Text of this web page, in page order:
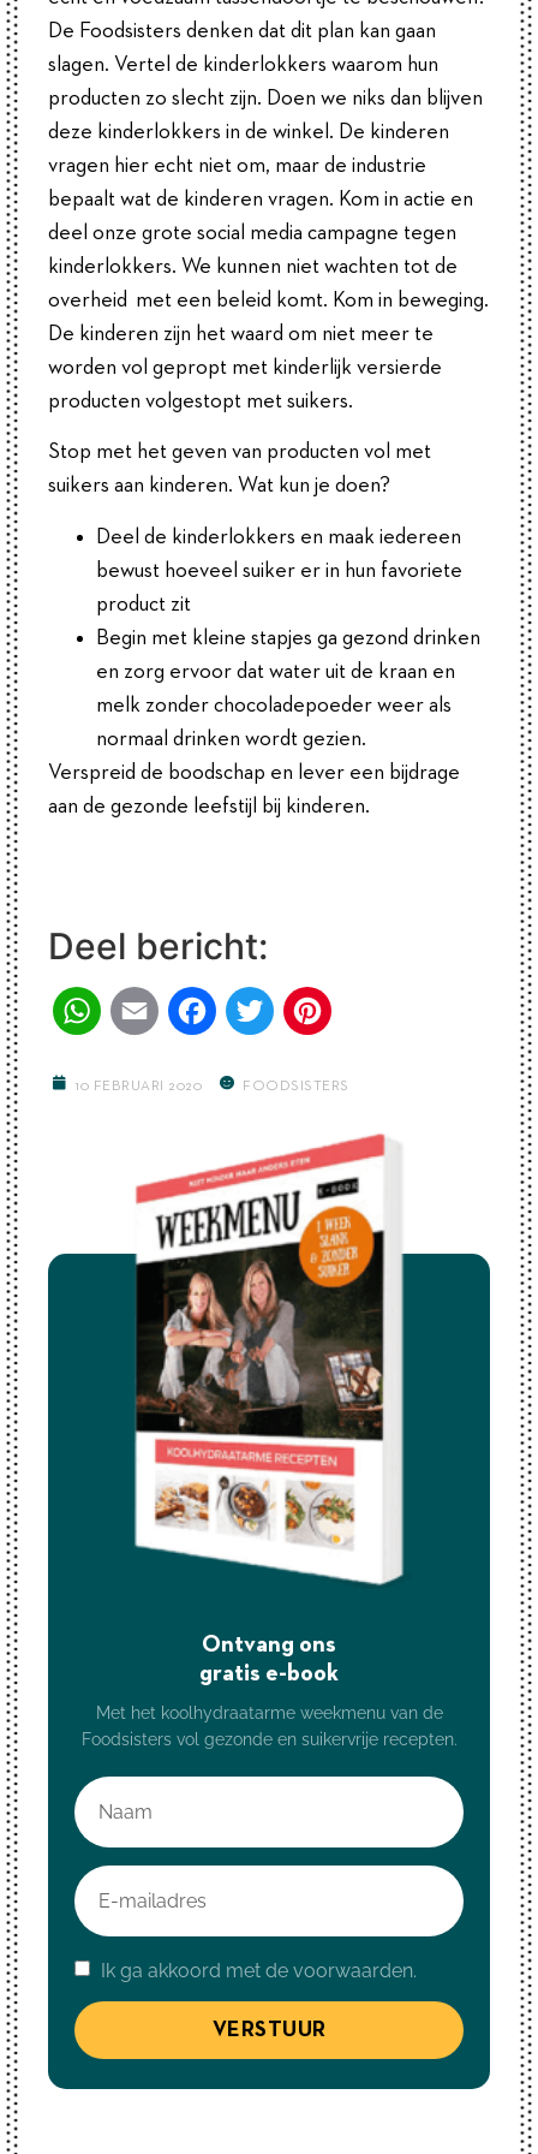
De Foodsisters denken dat dit plan kan gaan
slagen. Vertel de kinderlokkers waarom hun
producten zo slecht zijn. Doen we niks dan blijven
deze kinderlokkers in de winkel. De kinderen
vragen hier echt niet om, maar de industrie
bepaalt wat de kinderen vragen. Kom in actie en
deel onze grote social media campagne tegen
kinderlokkers. We kunnen niet wachten tot de
overheid met een beleid komt. Kom in beweging.
De kinderen zijn het waard om niet meer te
worden vol gepropt met kinderlijk versierde
producten volgestopt met suikers.
Stop met het geven van producten vol met
suikers aan kinderen. Wat kun je doen?
Deel de kinderlokkers en maak iedereen
bewust hoeveel suiker er in hun favoriete
product zit
Begin met kleine stapjes ga gezond drinken
en zorg ervoor dat water uit de kraan en
melk zonder chocoladepoeder weer als
normaal drinken wordt gezien.
Verspreid de boodschap en lever een bijdrage
aan de gezonde leefstijl bij kinderen.
Deel bericht:
WhatsApp
Email FacebookTwitter
10 FEBRUARI 2020 FOODSISTERS
Ontvang ons
gratis e-book
Met het koolhydraatarme weekmenu van de
Foodsisters vol gezonde en suikervrije recepten.
Ik ga akkoord met de voorwaarden.
VERSTUUR